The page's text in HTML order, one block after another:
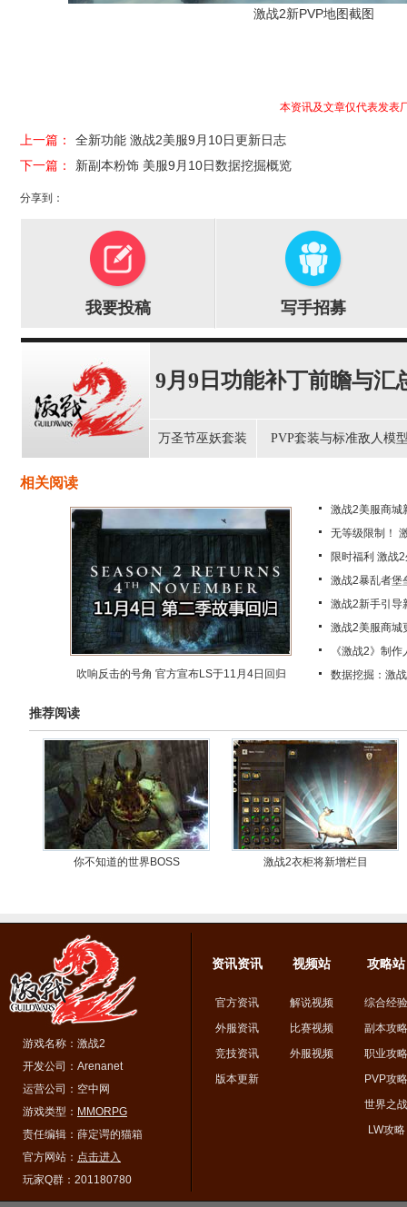
激战2新PVP地图截图
本资讯及文章仅代表发表
上一篇：
全新功能 激战2美服9月10日更新日志
下一篇：
新副本粉饰 美服9月10日数据挖掘概览
分享到：
我要投稿 写手招募
9月9日功能补丁前瞻与汇
万圣节巫妖套装 PVP套装与标准敌人模
相关阅读
吹响反击的号角 官方宣布LS于11月4日回归
激战2美服商城
无等级限制！
限时福利 激战
激战2暴乱者堡
激战2新手引导
激战2美服商城
《激战2》制
数据挖掘：激
推荐阅读
你不知道的世界BOSS 激战2衣柜将新增栏目
游戏名称：激战2
开发公司：Arenanet
运营公司：空中网
游戏类型： MMORPG
责任编辑：薛定谔的猫箱
官方网站： 点击进入
玩家Q群：201180780
资讯资讯
官方资讯
外服资讯
竞技资讯
版本更新
视频站
解说视频
比赛视频
外服视频
攻略站
综合经验
副本攻略
职业攻略
PVP攻略
世界之战
LW攻略